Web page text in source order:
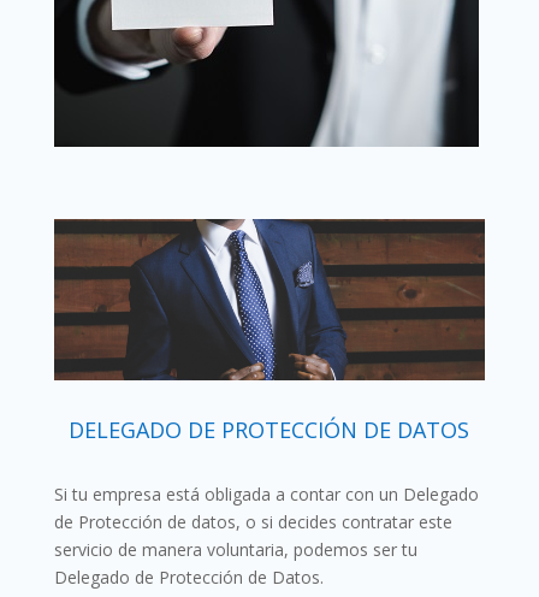
DELEGADO DE PROTECCIÓN DE DATOS
Si tu empresa está obligada a contar con un Delegado
de Protección de datos, o si decides contratar este
servicio de manera voluntaria, podemos ser tu
Delegado de Protección de Datos.